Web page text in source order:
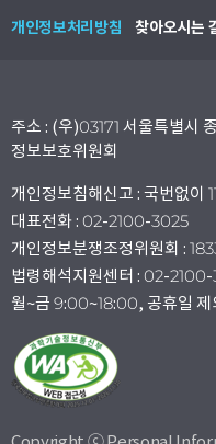
개인정보처리방침 찾아오시는
주소 : (우)03171 서울특별시
정보보호위원회
개인정보침해신고 : 국번없이
대표전화 : 02-2100-3025
개인정보분쟁조정위원회 :
법령해석지원센터 : 02-
월~금 9:00~18:00, 공휴일 제